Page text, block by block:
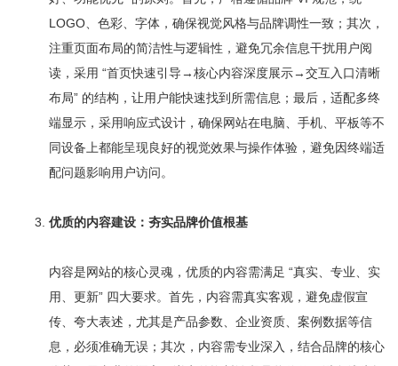
LOGO、色彩、字体，确保视觉风格与品牌调性一致；其次，
注重页面布局的简洁性与逻辑性，避免冗余信息干扰用户阅
读，采用 “首页快速引导→核心内容深度展示→交互入口清晰
布局” 的结构，让用户能快速找到所需信息；最后，适配多终
端显示，采用响应式设计，确保网站在电脑、手机、平板等不
同设备上都能呈现良好的视觉效果与操作体验，避免因终端适
配问题影响用户访问。
优质的内容建设：夯实品牌价值根基
内容是网站的核心灵魂，优质的内容需满足 “真实、专业、实
用、更新” 四大要求。首先，内容需真实客观，避免虚假宣
传、夸大表述，尤其是产品参数、企业资质、案例数据等信
息，必须准确无误；其次，内容需专业深入，结合品牌的核心